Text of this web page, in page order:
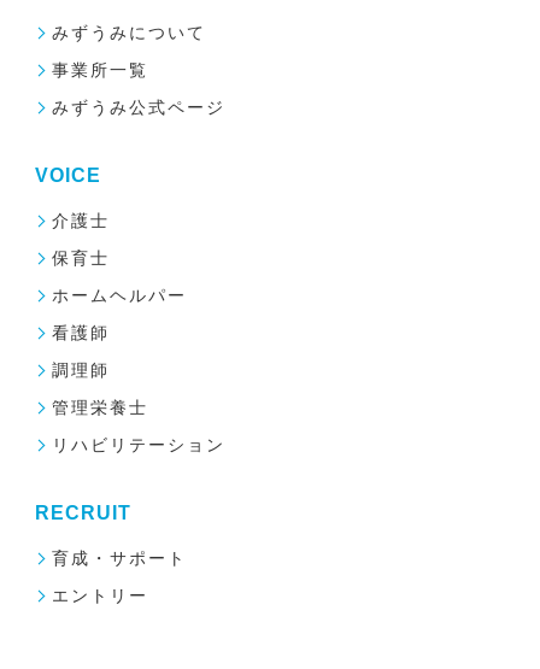
みずうみについて
事業所一覧
みずうみ公式ページ
VOICE
介護士
保育士
ホームヘルパー
看護師
調理師
管理栄養士
リハビリテーション
RECRUIT
育成・サポート
エントリー